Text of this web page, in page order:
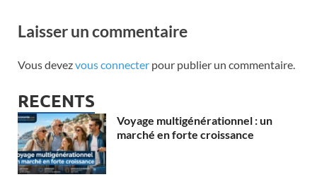
Laisser un commentaire
Vous devezvous connecter pour publier un commentaire.
RECENTS
Voyage multigénérationnel : un
marché en forte croissance